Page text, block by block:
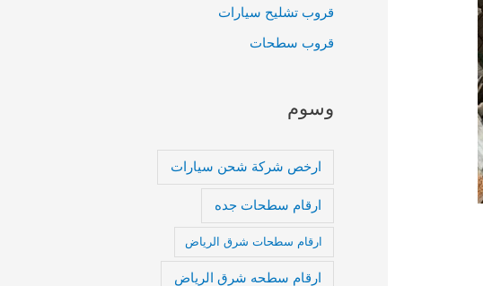
قروب تشليح سيارات
قروب سطحات
وسوم
ارخص شركة شحن سيارات
ارقام سطحات جده
ارقام سطحات شرق الرياض
ارقام سطحه شرق الرياض